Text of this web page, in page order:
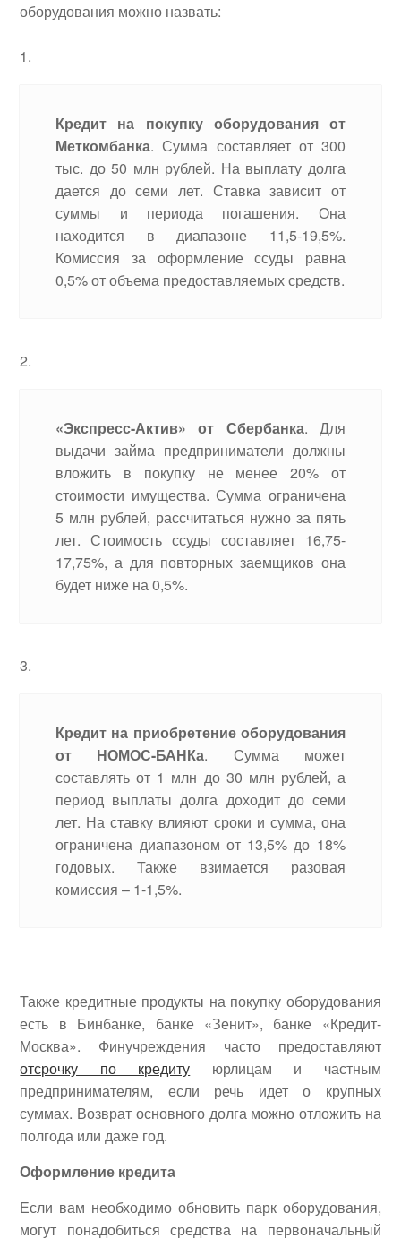
оборудования можно назвать:
Кредит на покупку оборудования от
Меткомбанка. Сумма составляет от 300
тыс. до 50 млн рублей. На выплату долга
дается до семи лет. Ставка зависит от
суммы и периода погашения. Она
находится в диапазоне 11,5-19,5%.
Комиссия за оформление ссуды равна
0,5% от объема предоставляемых средств.
«Экспресс-Актив» от Сбербанка. Для
выдачи займа предприниматели должны
вложить в покупку не менее 20% от
стоимости имущества. Сумма ограничена
5 млн рублей, рассчитаться нужно за пять
лет. Стоимость ссуды составляет 16,75-
17,75%, а для повторных заемщиков она
будет ниже на 0,5%.
Кредит на приобретение оборудования
от НОМОС-БАНКа. Сумма может
составлять от 1 млн до 30 млн рублей, а
период выплаты долга доходит до семи
лет. На ставку влияют сроки и сумма, она
ограничена диапазоном от 13,5% до 18%
годовых. Также взимается разовая
комиссия – 1-1,5%.
Также кредитные продукты на покупку оборудования
есть в Бинбанке, банке «Зенит», банке «Кредит-
Москва». Финучреждения часто предоставляют
отсрочку по кредиту юрлицам и частным
предпринимателям, если речь идет о крупных
суммах. Возврат основного долга можно отложить на
полгода или даже год.
Оформление кредита
Если вам необходимо обновить парк оборудования,
могут понадобиться средства на первоначальный